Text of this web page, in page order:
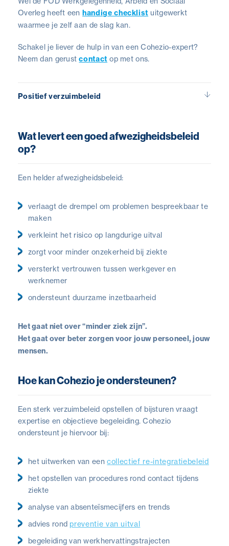
Overleg heeft eenhandige checklist uitgewerkt
waarmee je zelf aan de slag kan.
Schakel je liever de hulp in van een Cohezio-expert?
Neem dan gerustcontact op met ons.
Positief verzuimbeleid
Wat levert een goed afwezigheidsbeleid
op?
Een helder afwezigheidsbeleid:
verlaagt de drempel om problemen bespreekbaar te
maken
verkleint het risico op langdurige uitval
zorgt voor minder onzekerheid bij ziekte
versterkt vertrouwen tussen werkgever en
werknemer
ondersteunt duurzame inzetbaarheid
Het gaat niet over “minder ziek zijn”.
Het gaat over beter zorgen voor jouw personeel, jouw
mensen.
Hoe kan Cohezio je ondersteunen?
Een sterk verzuimbeleid opstellen of bijsturen vraagt
expertise en objectieve begeleiding. Cohezio
ondersteunt je hiervoor bij:
het uitwerken van eencollectief re-integratiebeleid
het opstellen van procedures rond contact tijdens
ziekte
analyse van absenteïsmecijfers en trends
advies rond preventie van uitval
begeleiding van werkhervattingstrajecten